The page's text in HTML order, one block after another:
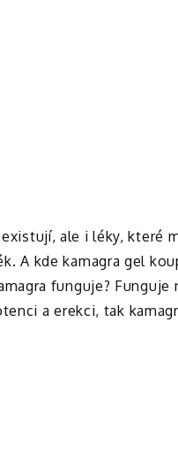
ale i léky, které
A kde kamagra gel
funguje? Funguje
a erekci, tak